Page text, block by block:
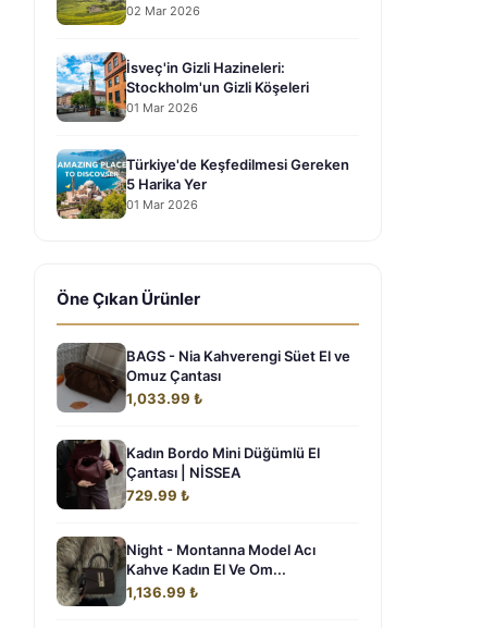
02 Mar 2026
İsveç'in Gizli Hazineleri:
Stockholm'un Gizli Köşeleri
01 Mar 2026
Türkiye'de Keşfedilmesi Gereken
5 Harika Yer
01 Mar 2026
Öne Çıkan Ürünler
BAGS - Nia Kahverengi Süet El ve
Omuz Çantası
1,033.99 ₺
Kadın Bordo Mini Düğümlü El
Çantası | NİSSEA
729.99 ₺
Night - Montanna Model Acı
Kahve Kadın El Ve Om...
1,136.99 ₺